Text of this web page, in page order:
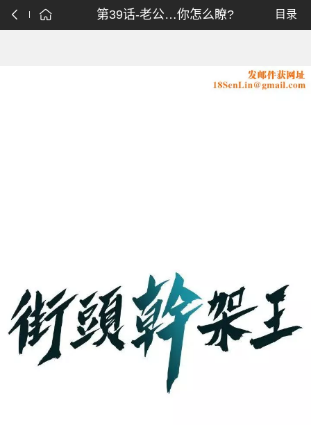
第39话-老公…你怎么瞭? 目录